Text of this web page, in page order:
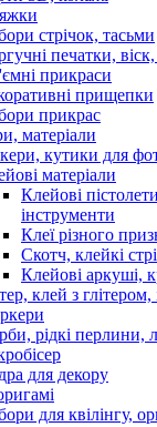
стрічок, тасьми
печатки,
прикраси
прищепки
прикрас
матеріали
кутики для
матеріали
Клейові
інструменти
Клеї різного
Скотч, клейкі
Клейові аркуші,
клей з
рідкі перлини,
для декору
для квілінгу,